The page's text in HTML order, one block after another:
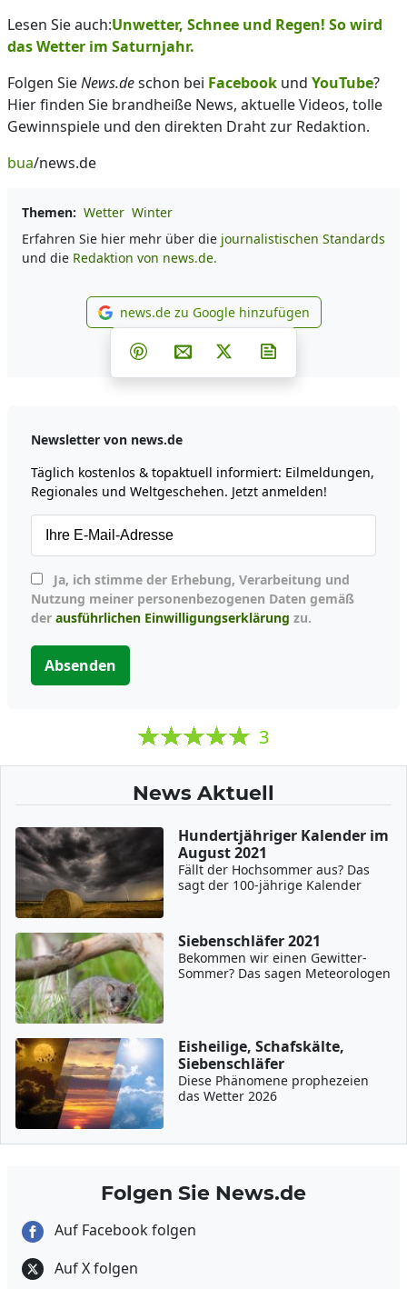
Lesen Sie auch:Unwetter, Schnee und Regen! So wird
das Wetter im Saturnjahr.
Folgen SieNews.deschon bei Facebook und YouTube?
Hier finden Sie brandheiße News, aktuelle Videos, tolle
Gewinnspiele und den direkten Draht zur Redaktion.
bua/news.de
Themen: Wetter Winter
Erfahren Sie hier mehr über die journalistischen Standards
und die Redaktion von news.de.
news.de zu Google
news.de zu Google hinzufügen
Teilen auf Facebook
Teilen auf Whatsapp
Teilen auf Telegram
Teilen auf Pinterest
Per E-Mail teilen
Post auf X
Newsletter von news.de
Täglich kostenlos & topaktuell informiert: Eilmeldungen,
Regionales und Weltgeschehen. Jetzt anmelden!
Nutzung meiner personenbezogenen Daten gemäß
der ausführlichen Einwilligungserklärung zu.
Absenden
3
News Aktuell
Hundertjähriger Kalender im
August 2021
Fällt der Hochsommer aus? Das
sagt der 100-jährige Kalender
Siebenschläfer 2021
Bekommen wir einen Gewitter-
Sommer? Das sagen Meteorologen
Eisheilige, Schafskälte,
Siebenschläfer
Diese Phänomene prophezeien
das Wetter 2026
Folgen Sie News.de
Auf Facebook folgen
Auf X folgen